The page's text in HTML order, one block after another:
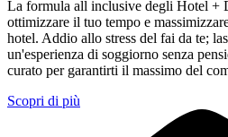
La formula all inclusive degli Hotel +
ottimizzare il tuo tempo e
hotel. Addio allo stress del fai da te;
un'esperienza di soggiorno senza
curato per garantirti il massimo del
Scopri di più